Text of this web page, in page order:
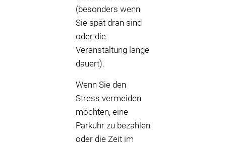
(besonders wenn
Sie spät dran sind
oder die
Veranstaltung lange
dauert).
Wenn Sie den
Stress vermeiden
möchten, eine
Parkuhr zu bezahlen
oder die Zeit im